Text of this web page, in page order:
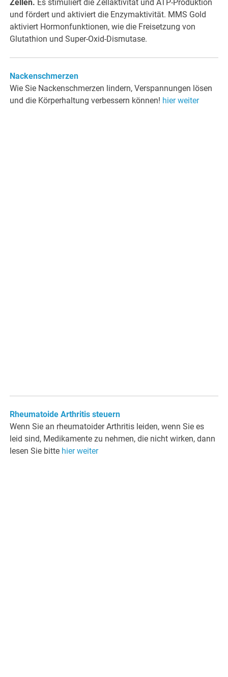
Zellen. Es stimuliert die Zellaktivität und ATP-Produktion
und fördert und aktiviert die Enzymaktivität. MMS Gold
aktiviert Hormonfunktionen, wie die Freisetzung von
Glutathion und Super-Oxid-Dismutase.
Nackenschmerzen
Wie Sie Nackenschmerzen lindern, Verspannungen lösen
und die Körperhaltung verbessern können! hier weiter
Rheumatoide Arthritis steuern
Wenn Sie an rheumatoider Arthritis leiden, wenn Sie es
leid sind, Medikamente zu nehmen, die nicht wirken, dann
lesen Sie bitte hier weiter